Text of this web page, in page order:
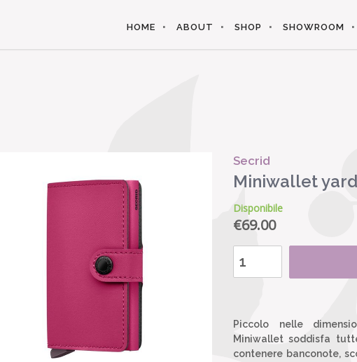
HOME ABOUT SHOP SHOWROOM
Secrid
Miniwallet
Disponibile
€69.00
Piccolo nelle
Miniwallet soddisfa
contenere banconote,